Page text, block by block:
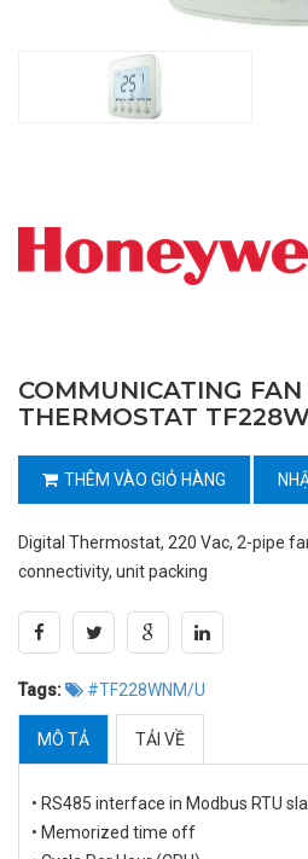
COMMUNICATING FAN
THERMOSTAT
THÊM VÀO GIỎ HÀNG
Digital Thermostat, 220 Vac, 2-pipe
connectivity, unit packing
Tags: #TF228WNM/U
MÔ TẢ TẢI VỀ
• RS485 interface in Modbus RTU
• Memorized time off